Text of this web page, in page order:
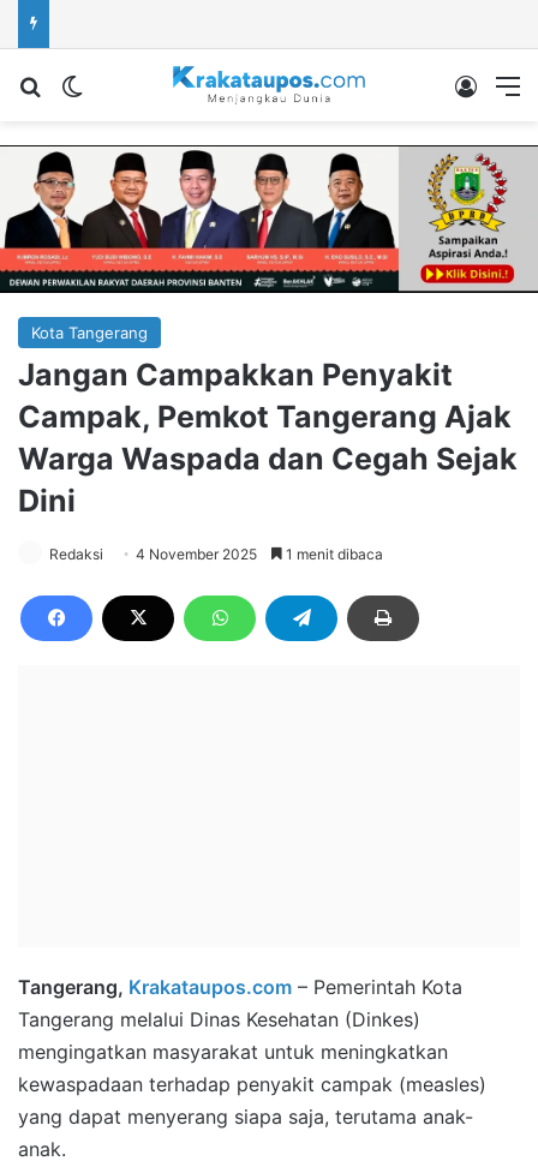
Cari berita...Switch skin Log In
Kota Tangerang
Jangan Campakkan Penyakit
Campak, Pemkot Tangerang Ajak
Warga Waspada dan Cegah Sejak
Dini
Redaksi 4 November 2025 1 menit dibaca
Tangerang, Krakataupos.com – Pemerintah Kota
Tangerang melalui Dinas Kesehatan (Dinkes)
mengingatkan masyarakat untuk meningkatkan
kewaspadaan terhadap penyakit campak (measles)
yang dapat menyerang siapa saja, terutama anak-
anak.